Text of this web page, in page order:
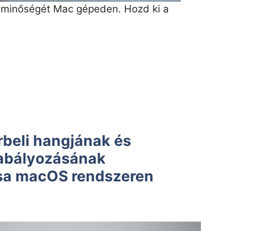
Mac gépeden. Hozd ki a
hangjának és
macOS rendszeren